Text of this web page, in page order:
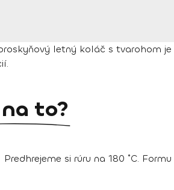
letný koláč s tvarohom
to?
Predhrejeme si rúru na 180 ˚C.